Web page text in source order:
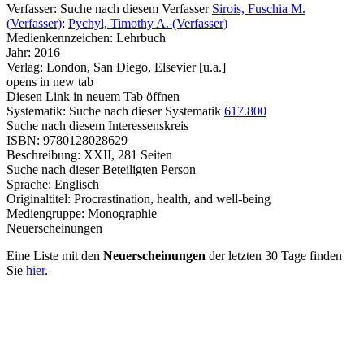
Verfasser: Suche nach diesem Verfasser Sirois, Fuschia M.
(Verfasser); Pychyl, Timothy A. (Verfasser)
Medienkennzeichen: Lehrbuch
Jahr: 2016
Verlag: London, San Diego, Elsevier [u.a.]
opens in new tab
Diesen Link in neuem Tab öffnen
Systematik: Suche nach dieser Systematik 617.800
Suche nach diesem Interessenskreis
ISBN: 9780128028629
Beschreibung: XXII, 281 Seiten
Suche nach dieser Beteiligten Person
Sprache: Englisch
Originaltitel: Procrastination, health, and well-being
Mediengruppe: Monographie
Neuerscheinungen
Eine Liste mit den Neuerscheinungen der letzten 30 Tage finden
Sie hier.